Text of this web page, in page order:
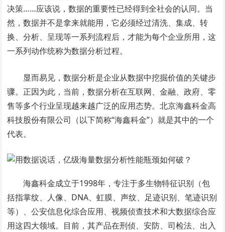
决策……应该说，数据的重要性已经得到全社会的认同。当
然，数据并不是拿来就能用，它必须经过清洗、集成、转
换、分析、呈现等一系列流程后，才能为每个企业所用，这
一系列动作统称为数据分析过程。
显而易见，数据分析是企业从数据中挖掘价值的关键步
骤。正因为此，当前，数据分析在互联网、金融、政府、零
售等多个行业呈现越来越广泛的应用态势。北京海鑫科金高
科技股份有限公司（以下简称“海鑫科金”）就是其中的一个
代表。
海鑫科金成立于1998年，专注于多生物特征识别（包
括指掌纹、人像、DNA、虹膜、声纹、足迹识别、笔迹识别
等）、公安信息化综合应用、视频侦查技术和大数据综合应
用这四大领域。目前，其产品在刑侦、安防、司检法、出入